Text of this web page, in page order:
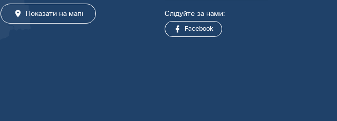
Показати на мапі Слідуйте за нами:
Facebook